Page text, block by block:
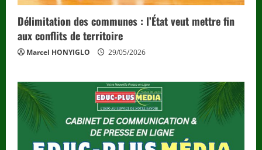
Délimitation des communes : l’État veut mettre fin
aux conflits de territoire
Marcel HONYIGLO 29/05/2026